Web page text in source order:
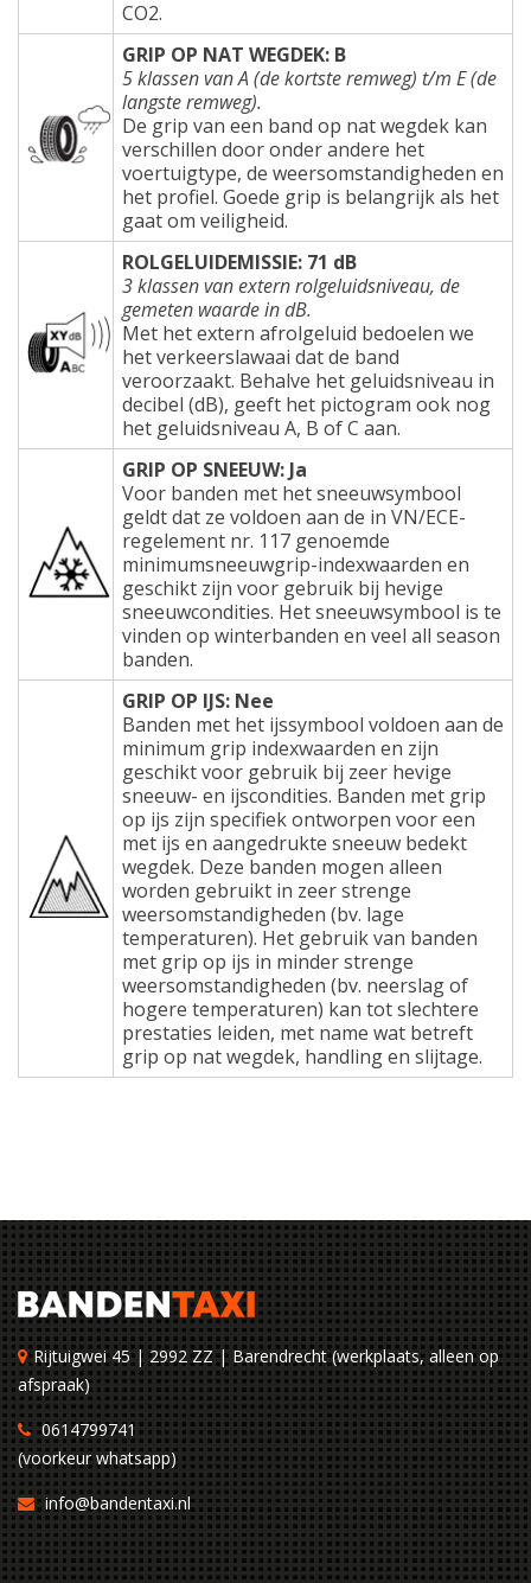
CO2.
GRIP OP NAT WEGDEK: B
5 klassen van A (de kortste remweg) t/m E (de
langste remweg).
De grip van een band op nat wegdek kan
verschillen door onder andere het
voertuigtype, de weersomstandigheden en
het profiel. Goede grip is belangrijk als het
gaat om veiligheid.
ROLGELUIDEMISSIE: 71 dB
3 klassen van extern rolgeluidsniveau, de
gemeten waarde in dB.
Met het extern afrolgeluid bedoelen we
het verkeerslawaai dat de band
veroorzaakt. Behalve het geluidsniveau in
decibel (dB), geeft het pictogram ook nog
het geluidsniveau A, B of C aan.
GRIP OP SNEEUW: Ja
Voor banden met het sneeuwsymbool
geldt dat ze voldoen aan de in VN/ECE-
regelement nr. 117 genoemde
minimumsneeuwgrip-indexwaarden en
geschikt zijn voor gebruik bij hevige
sneeuwcondities. Het sneeuwsymbool is te
vinden op winterbanden en veel all season
banden.
GRIP OP IJS: Nee
Banden met het ijssymbool voldoen aan de
minimum grip indexwaarden en zijn
geschikt voor gebruik bij zeer hevige
sneeuw- en ijscondities. Banden met grip
op ijs zijn specifiek ontworpen voor een
met ijs en aangedrukte sneeuw bedekt
wegdek. Deze banden mogen alleen
worden gebruikt in zeer strenge
weersomstandigheden (bv. lage
temperaturen). Het gebruik van banden
met grip op ijs in minder strenge
weersomstandigheden (bv. neerslag of
hogere temperaturen) kan tot slechtere
prestaties leiden, met name wat betreft
grip op nat wegdek, handling en slijtage.
Rijtuigwei 45 | 2992 ZZ | Barendrecht (werkplaats, alleen op
afspraak)
0614799741
(voorkeur whatsapp)
info@bandentaxi.nl